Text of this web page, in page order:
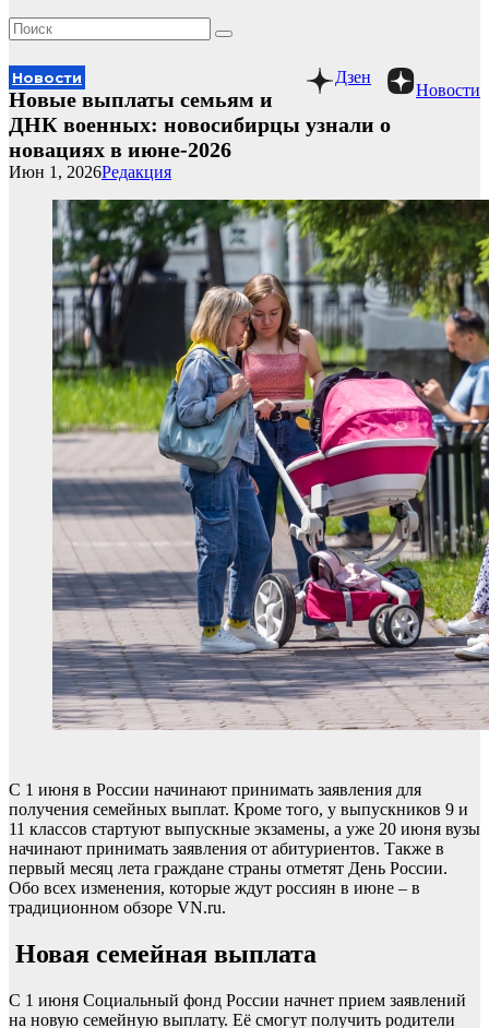
Новости
Дзен
Новости
Новые выплаты семьям и
ДНК военных: новосибирцы узнали о
новациях в июне-2026
Редакция
Июн 1, 2026
С 1 июня в России начинают принимать заявления для
получения семейных выплат. Кроме того, у выпускников 9 и
11 классов стартуют выпускные экзамены, а уже 20 июня вузы
начинают принимать заявления от абитуриентов. Также в
первый месяц лета граждане страны отметят День России.
Обо всех изменения, которые ждут россиян в июне – в
традиционном обзоре VN.ru.
Новая семейная выплата
С 1 июня Социальный фонд России начнет прием заявлений
на новую семейную выплату. Её смогут получить родители